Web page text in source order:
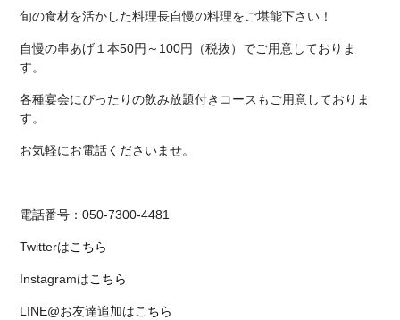
旬の食材を活かした料理長自慢の料理をご堪能下さい！
自慢の串あげ１本50円～100円（税抜）でご用意しておりま
す。
各種宴会にぴったりの飲み放題付きコースもご用意しておりま
す。
お気軽にお電話くださいませ。
電話番号：050-7300-4481
Twitterはこちら
Instagramはこちら
LINE@お友達追加はこちら